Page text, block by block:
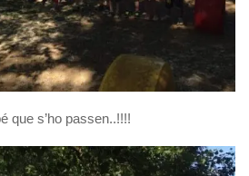
que s’ho passen..!!!!